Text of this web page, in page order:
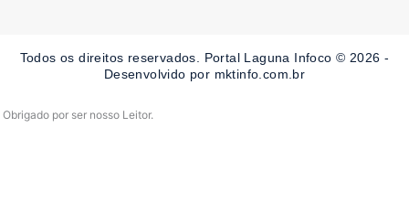
k
-
a
m
Todos os direitos reservados. Portal Laguna Infoco © 2026 -
Desenvolvido por mktinfo.com.br
Obrigado por ser nosso Leitor.